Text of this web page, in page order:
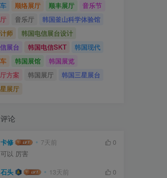
顺络展厅 顺丰展厅
音乐节
音乐厅
韩国釜山科学体验馆
师
韩国电信展台设计
展台
韩国电信SKT
韩国现代
韩国展馆
韩国展览
方案
韩国展厅
韩国三星展台
展厅
论
卡修 7天前
0
可以 厉害
石头 13天前
0